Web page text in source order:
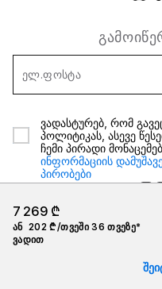
7 269 ₾
ან 202 ₾/თვეში 36 თვეზე*
ვადით
ელ.ფოსტა
ვადასტურებ, რომ
პოლიტიკას, ასევე
ჩემი პირადი
ინფორმაციის
პირობები
2026 iSpace